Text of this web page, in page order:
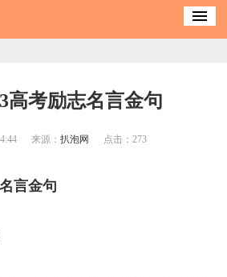
高考励志名言金句
来源： 扒泡网 点击： 273
言金句